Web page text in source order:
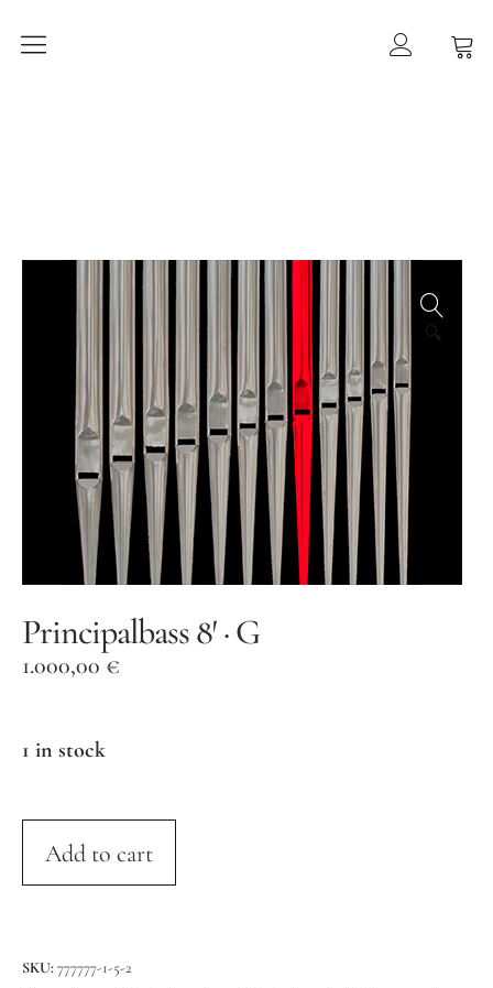
März 2021 –
der Orgeleinbau
April 2021 –
der Orgeleinbau
April 2021 –
die Intonation
Geschichte
Orgelbauer
Grußwort von Schirmherr
Wolfgang Thierse
2019 · LOTTO-Stiftung Berlin
Orgelherbst 2022
🔍
Principalbass 8′ · G
1.000,00 €
1 in stock
Add to cart
SKU:777777-1-5-2